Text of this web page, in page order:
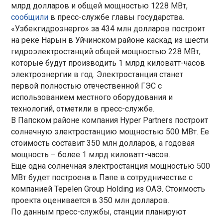
млрд долларов и общей мощностью 1228 МВт,
сообщили в пресс-службе главы государства.
«Узбекгидроэнерго» за 434 млн долларов построит
на реке Нарын в Уйчинском районе каскад из шести
гидроэлектростанций общей мощностью 228 МВт,
которые будут производить 1 млрд киловатт-часов
электроэнергии в год. Электростанция станет
первой полностью отечественной ГЭС с
использованием местного оборудования и
технологий, отметили в пресс-службе.
В Папском районе компания Hyper Partners построит
солнечную электростанцию мощностью 500 МВт. Ее
стоимость составит 350 млн долларов, а годовая
мощность – более 1 млрд киловатт-часов.
Еще одна солнечная электростанция мощностью 500
МВт будет построена в Папе в сотрудничестве с
компанией Tepelen Group Holding из ОАЭ. Стоимость
проекта оценивается в 350 млн долларов.
По данным пресс-службы, станции планируют